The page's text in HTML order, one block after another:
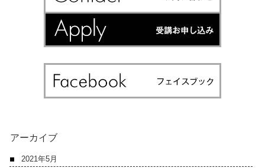
アーカイブ
2021年5月